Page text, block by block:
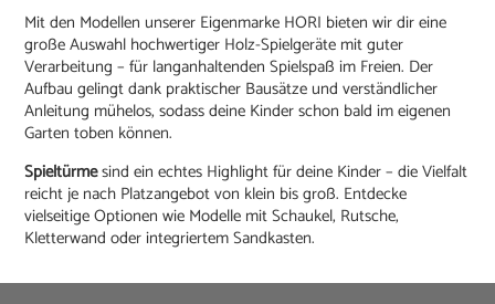
Mit den Modellen unserer Eigenmarke HORI bieten wir dir eine
große Auswahl hochwertiger Holz-Spielgeräte mit guter
Verarbeitung – für langanhaltenden Spielspaß im Freien. Der
Aufbau gelingt dank praktischer Bausätze und verständlicher
Anleitung mühelos, sodass deine Kinder schon bald im eigenen
Garten toben können.
Spieltürmesind ein echtes Highlight für deine Kinder – die Vielfalt
reicht je nach Platzangebot von klein bis groß. Entdecke
vielseitige Optionen wie Modelle mit Schaukel, Rutsche,
Kletterwand oder integriertem Sandkasten.